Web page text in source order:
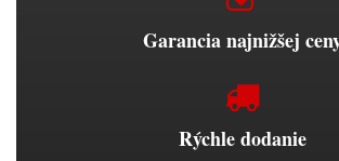
Garancia najnižšej
Rýchle dodanie